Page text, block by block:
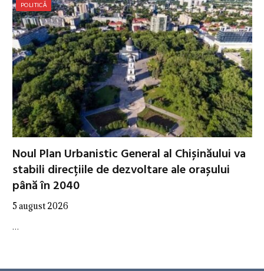
POLITICĂ
Noul Plan Urbanistic General al Chișinăului va
stabili direcțiile de dezvoltare ale orașului
până în 2040
5 august 2026
…